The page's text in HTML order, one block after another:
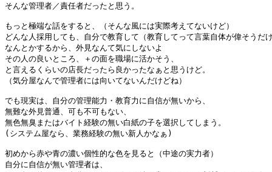
そんな管理者／責任者だったと思う。
もっと極端な話をすると、（そんな風には実際考えてないけど）
どんな人採用しても、自分で教育して（教育してって言葉自体が偉そうだ
なんとかするから、外見なんて気にしないよ
その人の良いところ、＋の面を職場に活かそう、
と言えるくらいの店長だったら良かったなぁと思うけど。
（気分屋なんで管理者には向いてないんだけどね）
でも現実は、自分の管理能力・教育力に自信が無いから、
無難な外見普通、可も不可もない、
無色無臭またはバイト経験の無い白紙の子を選択してしまう。
(システム屋なら、業務経験の無い新人かなぁ)
初めから赤や青の濃い個性的な色を見ると（中途の実力者）
自分に自信が無い管理者は、